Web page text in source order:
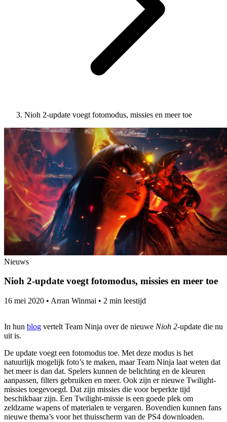
Nioh 2-update voegt fotomodus, missies en meer toe
Nieuws
Nioh 2-update voegt fotomodus, missies en meer toe
16 mei 2020 • Arran Winmai • 2 min leestijd
In hun blog vertelt Team Ninja over de nieuwe Nioh 2-update die nu
uit is.
De update voegt een fotomodus toe. Met deze modus is het
natuurlijk mogelijk foto’s te maken, maar Team Ninja laat weten dat
het meer is dan dat. Spelers kunnen de belichting en de kleuren
aanpassen, filters gebruiken en meer. Ook zijn er nieuwe Twilight-
missies toegevoegd. Dat zijn missies die voor beperkte tijd
beschikbaar zijn. Een Twilight-missie is een goede plek om
zeldzame wapens of materialen te vergaren. Bovendien kunnen fans
nieuwe thema’s voor het thuisscherm van de PS4 downloaden.